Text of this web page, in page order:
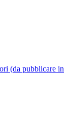
(da pubblicare in